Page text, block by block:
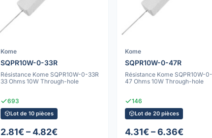
Kome
SQPR10W-0-33R
Résistance Kome SQPR10W-0-33R
33 Ohms 10W Through-hole
693
Lot de 10 pièces
2.81€ – 4.82€
Kome
SQPR10W-0-47R
Résistance Kome SQPR10W-
47 Ohms 10W Through-hole
146
Lot de 20 pièces
4.31€ – 6.36€